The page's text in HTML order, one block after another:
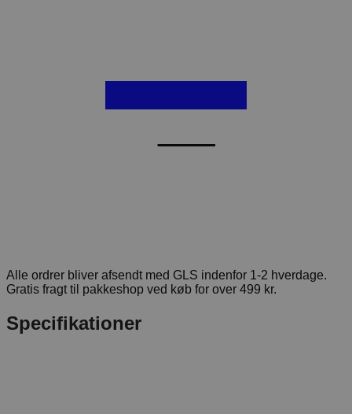
Alle ordrer bliver afsendt med GLS indenfor 1-2 hverdage.
Gratis fragt til pakkeshop ved køb for over 499 kr.
Specifikationer